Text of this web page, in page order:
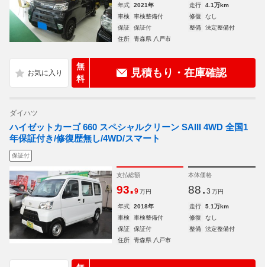
年式 2021年 走行
4.1万km
車検
車検整備付 修復
なし
保証
保証付 整備
法定整備付
住所
青森県 八戸市
無
料
見積もり・在庫確認
ダイハツ
ハイゼットカーゴ 660 スペシャルクリーン SAIII 4WD 全国1
年保証付き/修復歴無し/4WD/スマート
保証付
支払総額
93.9 万円
本体価格
88. 3 万円
年式 2018年 走行
5.1万km
車検
車検整備付 修復
なし
保証
保証付 整備
法定整備付
住所
青森県 八戸市